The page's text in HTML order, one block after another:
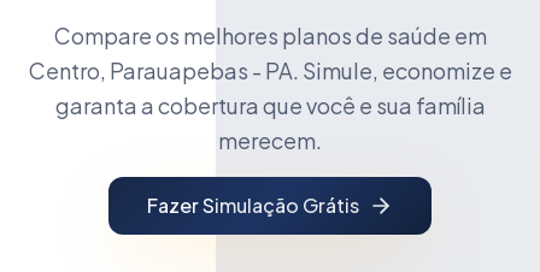
Compare os melhores planos de saúde em
Centro, Parauapebas - PA. Simule, economize e
garanta a cobertura que você e sua família
merecem.
Fazer Simulação Grátis